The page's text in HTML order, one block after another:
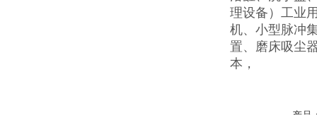
理设备）工业
机、小型脉冲
置、磨床吸尘
本，